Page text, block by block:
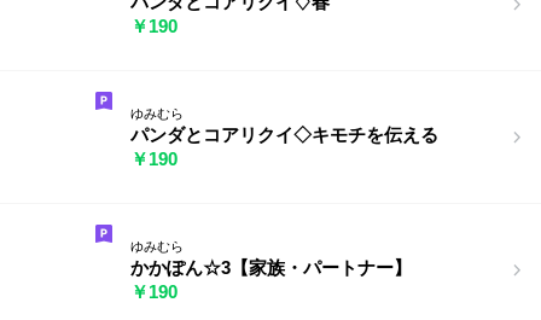
￥190
ゆみむら
パンダとコアリクイ◇キモチを伝える
￥190
ゆみむら
かかぽん☆3【家族・パートナー】
￥190